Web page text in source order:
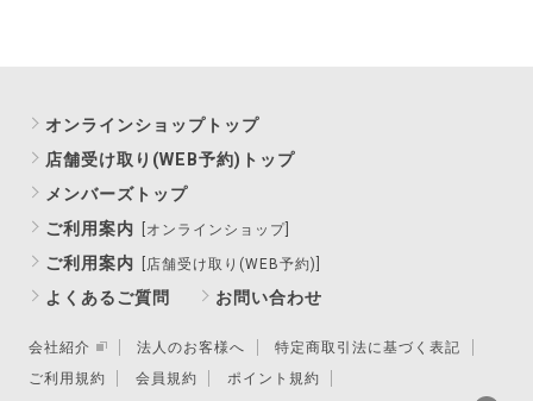
オンラインショップトップ
店舗受け取り(WEB予約)トップ
メンバーズトップ
ご利用案内
[オンラインショップ]
ご利用案内 [店舗受け取り(WEB予約)]
よくあるご質問 お問い合わせ
会社紹介 法人のお客様へ
特定商取引法に基づく表記
ご利用規約
会員規約
ポイント規約